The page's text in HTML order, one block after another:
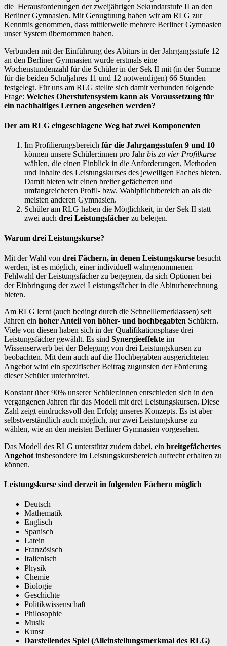
die Herausforderungen der zweijährigen Sekundarstufe II an den
Berliner Gymnasien. Mit Genugtuung haben wir am RLG zur
Kenntnis genommen, dass mittlerweile mehrere Berliner Gymnasien
unser System übernommen haben.
Verbunden mit der Einführung des Abiturs in der Jahrgangsstufe 12
an den Berliner Gymnasien wurde erstmals eine
Wochenstundenzahl für die Schüler in der Sek II mit (in der Summe
für die beiden Schuljahres 11 und 12 notwendigen) 66 Stunden
festgelegt. Für uns am RLG stellte sich damit verbunden folgende
Frage: Welches Oberstufensystem kann als Voraussetzung für
ein nachhaltiges Lernen angesehen werden?
Der am RLG eingeschlagene Weg hat zwei Komponenten
Im Profilierungsbereich für die Jahrgangsstufen 9 und 10
können unsere Schüler:innen pro Jahrbis zu vier Profilkurse
wählen, die einen Einblick in die Anforderungen, Methoden
und Inhalte des Leistungskurses des jeweiligen Faches bieten.
Damit bieten wir einen breiter gefächerten und
umfangreicheren Profil- bzw. Wahlpflichtbereich an als die
meisten anderen Gymnasien.
Schüler am RLG haben die Möglichkeit, in der Sek II statt
zwei auch drei Leistungsfächer zu belegen.
Warum drei Leistungskurse?
Mit der Wahl von drei Fächern, in denen Leistungskurse besucht
werden, ist es möglich, einer individuell wahrgenommenen
Fehlwahl der Leistungsfächer zu begegnen, da sich Optionen bei
der Einbringung der zwei Leistungsfächer in die Abiturberechnung
bieten.
Am RLG lernt (auch bedingt durch die Schnelllernerklassen) seit
Jahren ein hoher Anteil von höher- und hochbegabten Schülern.
Viele von diesen haben sich in der Qualifikationsphase drei
Leistungsfächer gewählt. Es sind Synergieeffekte im
Wissenserwerb bei der Belegung von drei Leistungskursen zu
beobachten. Mit dem auch auf die Hochbegabten ausgerichteten
Angebot wird ein spezifischer Beitrag zugunsten der Förderung
dieser Schüler unterbreitet.
Konstant über 90% unserer Schüler:innen entschieden sich in den
vergangenen Jahren für das Modell mit drei Leistungskursen. Diese
Zahl zeigt eindrucksvoll den Erfolg unseres Konzepts. Es ist aber
selbstverständlich auch möglich, nur zwei Leistungskurse zu
wählen, wie an den meisten Berliner Gymnasien vorgesehen.
Das Modell des RLG unterstützt zudem dabei, ein breitgefächertes
Angebot insbesondere im Leistungskursbereich aufrecht erhalten zu
können.
Leistungskurse sind derzeit in folgenden Fächern möglich
Deutsch
Mathematik
Englisch
Spanisch
Latein
Französisch
Italienisch
Physik
Chemie
Biologie
Geschichte
Politikwissenschaft
Philosophie
Musik
Kunst
Darstellendes Spiel (Alleinstellungsmerkmal des RLG)